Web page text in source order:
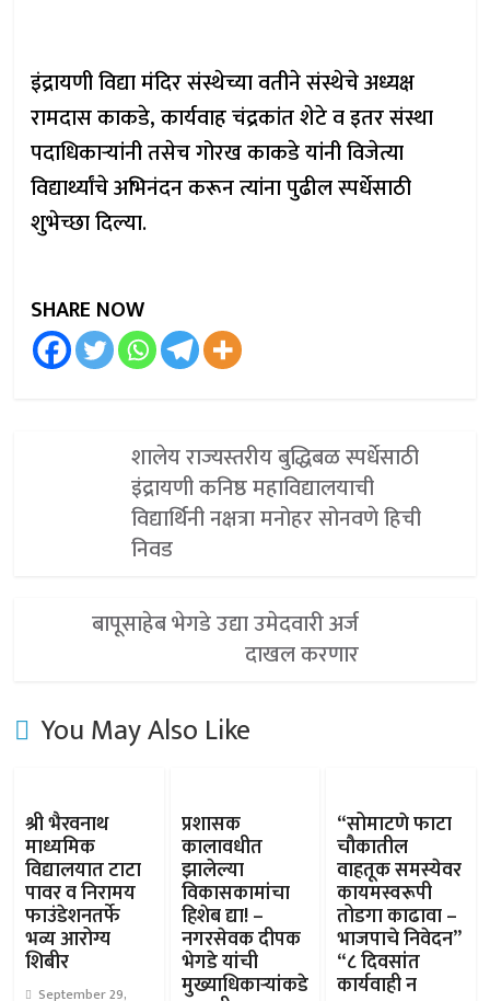
इंद्रायणी विद्या मंदिर संस्थेच्या वतीने संस्थेचे अध्यक्ष
रामदास काकडे, कार्यवाह चंद्रकांत शेटे व इतर संस्था
पदाधिकाऱ्यांनी तसेच गोरख काकडे यांनी विजेत्या
विद्यार्थ्यांचे अभिनंदन करून त्यांना पुढील स्पर्धेसाठी
शुभेच्छा दिल्या.
SHARE NOW
शालेय राज्यस्तरीय बुद्धिबळ स्पर्धेसाठी
इंद्रायणी कनिष्ठ महाविद्यालयाची
विद्यार्थिनी नक्षत्रा मनोहर सोनवणे हिची
निवड
बापूसाहेब भेगडे उद्या उमेदवारी अर्ज
दाखल करणार
You May Also Like
श्री भैरवनाथ
माध्यमिक
विद्यालयात टाटा
पावर व निरामय
फाउंडेशनतर्फे
भव्य आरोग्य
शिबीर
September 29,
प्रशासक
कालावधीत
झालेल्या
विकासकामांचा
हिशेब द्या! –
नगरसेवक दीपक
भेगडे यांची
मुख्याधिकाऱ्यांकडे
“सोमाटणे फाटा
चौकातील
वाहतूक समस्येवर
कायमस्वरूपी
तोडगा काढावा –
भाजपाचे निवेदन”
“८ दिवसांत
कार्यवाही न